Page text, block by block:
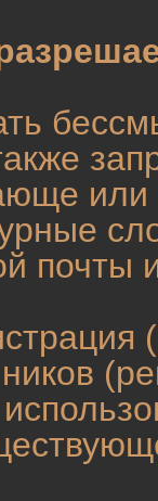
или
почты